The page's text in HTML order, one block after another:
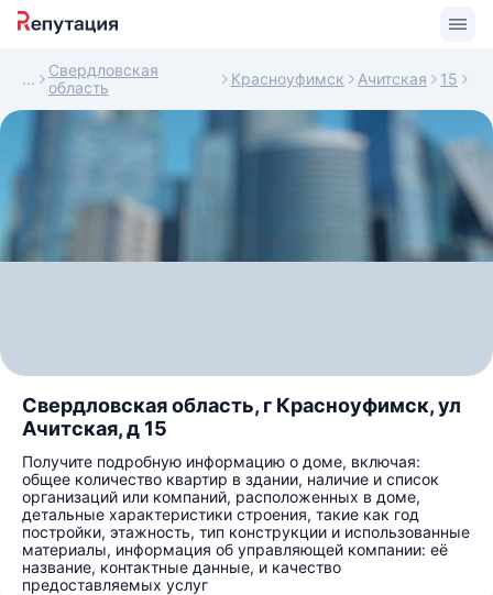
Свердловская
область
Красноуфимск Ачитская 15
Свердловская область, г Красноуфимск, ул
Ачитская, д 15
Получите подробную информацию о доме, включая:
общее количество квартир в здании, наличие и список
организаций или компаний, расположенных в доме,
детальные характеристики строения, такие как год
постройки, этажность, тип конструкции и использованные
материалы, информация об управляющей компании: её
название, контактные данные, и качество
предоставляемых услуг